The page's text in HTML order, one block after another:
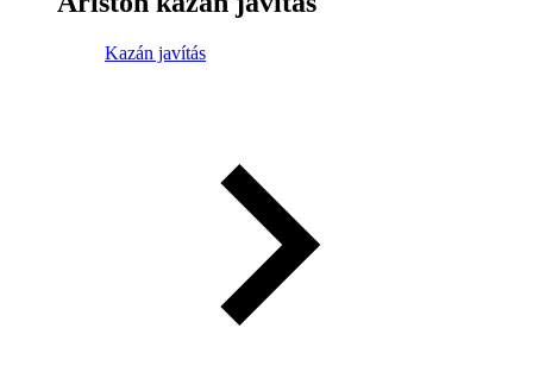
Kazán javítás